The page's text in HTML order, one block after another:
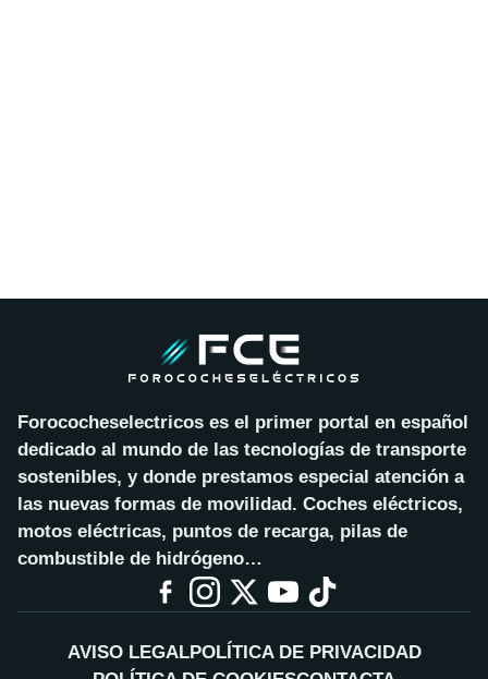
Forococheselectricos es el primer portal en español
dedicado al mundo de las tecnologías de transporte
sostenibles, y donde prestamos especial atención a
las nuevas formas de movilidad. Coches eléctricos,
motos eléctricas, puntos de recarga, pilas de
combustible de hidrógeno…
AVISO LEGALPOLÍTICA DE PRIVACIDAD